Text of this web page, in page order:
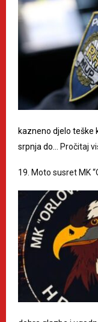
kazneno djelo teške
srpnja do…
Pročitaj
19. Moto susret MK